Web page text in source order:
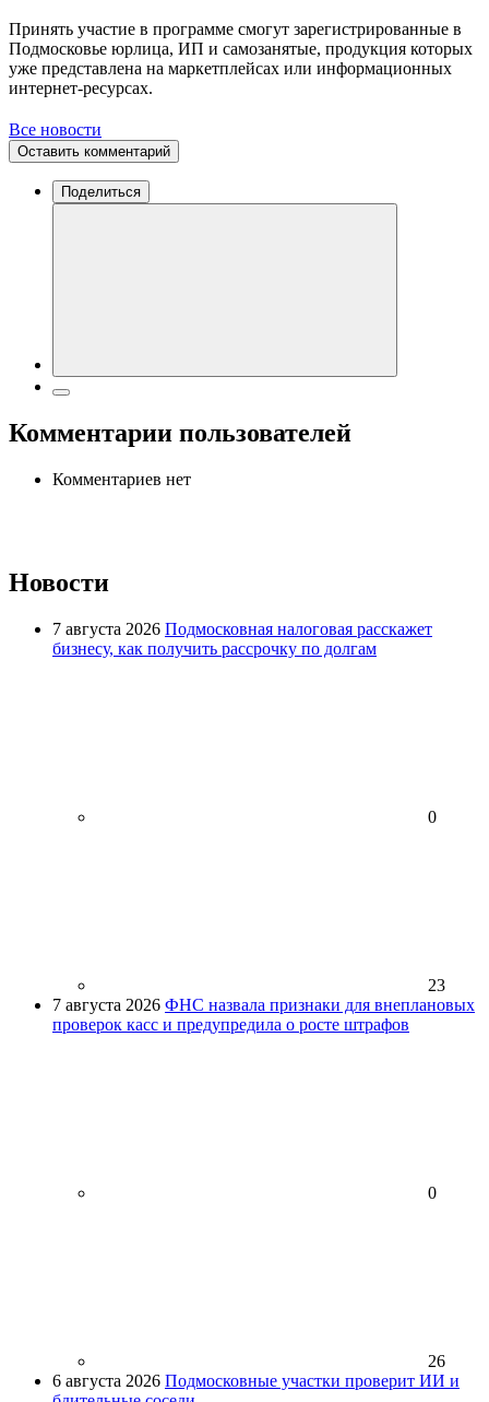
Принять участие в программе смогут зарегистрированные в
Подмосковье юрлица, ИП и самозанятые, продукция которых
уже представлена на маркетплейсах или информационных
интернет-ресурсах.
Все новости
Оставить комментарий
Поделиться
Комментарии пользователей
Комментариев нет
Новости
7 августа 2026 Подмосковная налоговая расскажет
бизнесу, как получить рассрочку по долгам
0
23
7 августа 2026 ФНС назвала признаки для внеплановых
проверок касс и предупредила о росте штрафов
0
26
6 августа 2026 Подмосковные участки проверит ИИ и